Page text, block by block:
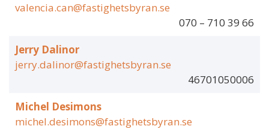
valencia.can@fastighetsbyran.se
070 – 710 39 66
Jerry Dalinor
jerry.dalinor@fastighetsbyran.se
46701050006
Michel Desimons
michel.desimons@fastighetsbyran.se